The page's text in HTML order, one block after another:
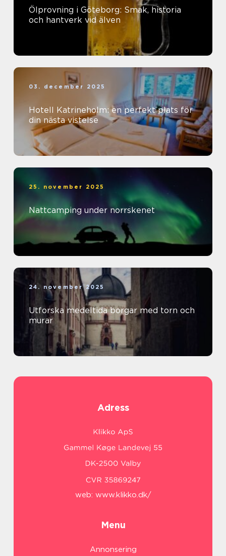
Ölprovning i Göteborg: Smak, historia
och hantverk vid älven
03. december 2025
Hotell Katrineholm: en perfekt plats för
din nästa vistelse
25. november 2025
Nattcamping under norrskenet
24. november 2025
Utforska medeltida borgar med torn och
murar
Adress
web: www.klikko.dk/
Menu
Annonsering